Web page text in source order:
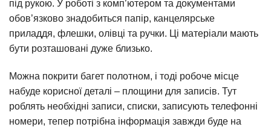
під рукою. У роботі з комп’ютером та документами
обов’язково знадобиться папір, канцелярське
приладдя, флешки, олівці та ручки. Ці матеріали мають
бути розташовані дуже близько.
Можна покрити багет полотном, і тоді робоче місце
набуде корисної деталі – площини для записів. Тут
роблять необхідні записи, списки, записують телефонні
номери, тепер потрібна інформація завжди буде на